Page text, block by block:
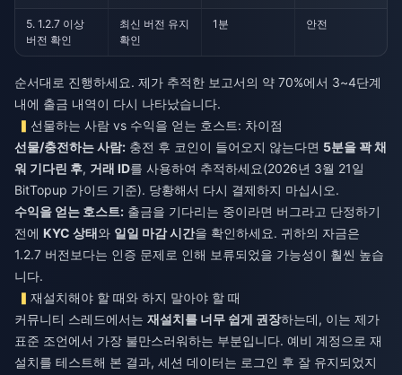
5. 1.2.7 이상
버전 확인
최신 버전 유지
확인
1분 안전
순서대로 진행하세요. 제가 추적한 보고서의 약 70%에서 3~4단계
내에 출금 내역이 다시 나타났습니다.
선물하는 사람 vs 수익을 얻는 호스트: 차이점
선물/충전하는 사람: 충전 후 코인이 들어오지 않는다면 5분을 꽉 채
워 기다린 후, 거래 ID를 사용하여 추적하세요(2026년 3월 21일
BitTopup 가이드 기준). 당황해서 다시 결제하지 마십시오.
수익을 얻는 호스트: 출금을 기다리는 중이라면 버그라고 단정하기
전에 KYC 상태와 일일 마감 시간을 확인하세요. 귀하의 자금은
1.2.7 버전보다는 인증 문제로 인해 보류되었을 가능성이 훨씬 높습
니다.
재설치해야 할 때와 하지 말아야 할 때
커뮤니티 스레드에서는 재설치를 너무 쉽게 권장하는데, 이는 제가
표준 조언에서 가장 불만스러워하는 부분입니다. 예비 계정으로 재
설치를 테스트해 본 결과, 세션 데이터는 로그인 후 잘 유지되었지